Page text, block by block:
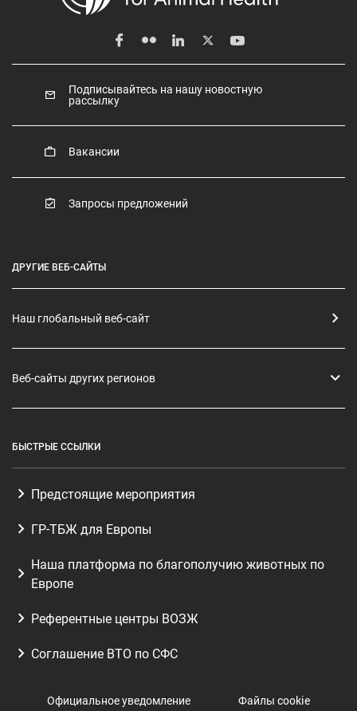
Подписывайтесь на нашу новостную
рассылку
Вакансии
Запросы предложений
ДРУГИЕ ВЕБ-САЙТЫ
Наш глобальный веб-сайт
Веб-сайты других регионов
БЫСТРЫЕ ССЫЛКИ
Предстоящие мероприятия
ГР-ТБЖ для Европы
Наша платформа по благополучию животных по
Европе
Референтные центры ВОЗЖ
Соглашение ВТО по СФС
Официальное уведомление Файлы cookie